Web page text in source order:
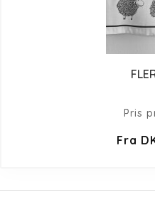
Pris
Fra